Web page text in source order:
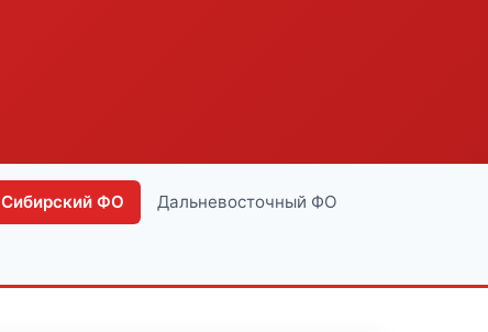
Сибирский ФО Дальневосточный ФО